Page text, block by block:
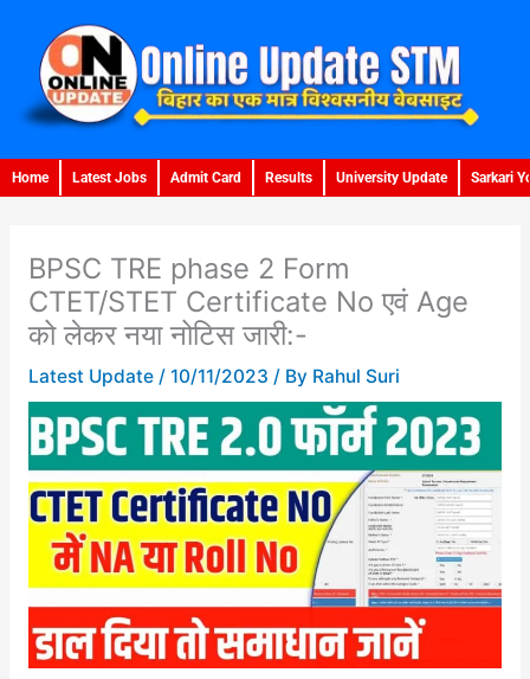
content
Home Latest Jobs Admit Card Results University Update Sarkari
BPSC TRE phase 2 Form
CTET/STET Certificate No एवं Age
को लेकर नया नोटिस जारी:-
Latest Update/ 10/11/2023 / By Rahul Suri